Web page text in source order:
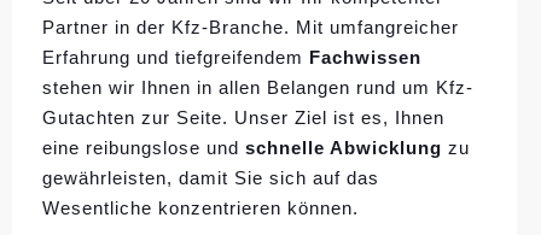
Partner in der Kfz-Branche. Mit umfangreicher
Erfahrung und tiefgreifendem Fachwissen
stehen wir Ihnen in allen Belangen rund um Kfz-
Gutachten zur Seite. Unser Ziel ist es, Ihnen
eine reibungslose und schnelle Abwicklung zu
gewährleisten, damit Sie sich auf das
Wesentliche konzentrieren können.